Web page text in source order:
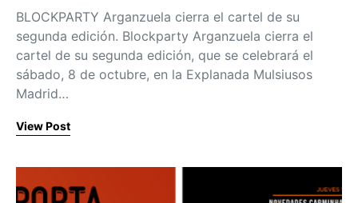
BLOCKPARTY Arganzuela cierra el cartel de su
segunda edición. Blockparty Arganzuela cierra el
cartel de su segunda edición, que se celebrará el
sábado, 8 de octubre, en la Explanada Mulsiusos
Madrid…
View Post